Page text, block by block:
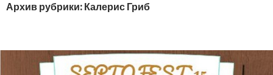
Архив рубрики: Калерис Гриб